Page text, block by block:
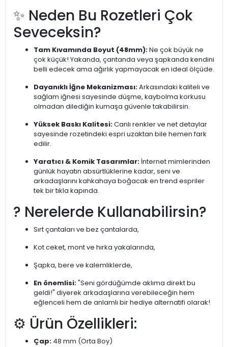
✨ Neden Bu Rozetleri Çok
Seveceksin?
Tam Kıvamında Boyut (48mm):Ne çok büyük ne
çok küçük! Yakanda, çantanda veya şapkanda kendini
belli edecek ama ağırlık yapmayacak en ideal ölçüde.
Dayanıklı İğne Mekanizması:Arkasındaki kaliteli ve
sağlam iğnesi sayesinde düşme, kaybolma korkusu
olmadan dilediğin kumaşa güvenle takabilirsin.
Yüksek Baskı Kalitesi:Canlı renkler ve net detaylar
sayesinde rozetindeki espri uzaktan bile hemen fark
edilir.
Yaratıcı & Komik Tasarımlar: İnternet mimlerinden
günlük hayatın absürtlüklerine kadar, seni ve
arkadaşlarını kahkahaya boğacak en trend espriler
tek bir tıkla kapında.
? Nerelerde Kullanabilirsin?
Sırt çantaları ve bez çantalarda,
Kot ceket, mont ve hırka yakalarında,
Şapka, bere ve kalemliklerde,
En önemlisi:"Seni gördüğümde aklıma direkt bu
geldi!" diyerek arkadaşlarına verebileceğin hem
eğlenceli hem de anlamlı bir hediye alternatifi olarak!
⚙️ Ürün Özellikleri:
Çap: 48 mm (Orta Boy)